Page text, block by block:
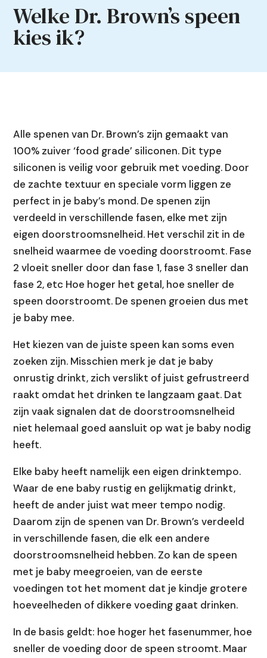
Welke Dr. Brown’s speen
kies ik?
Alle spenen van Dr. Brown’s zijn gemaakt van
100% zuiver ‘food grade’ siliconen. Dit type
siliconen is veilig voor gebruik met voeding. Door
de zachte textuur en speciale vorm liggen ze
perfect in je baby’s mond. De spenen zijn
verdeeld in verschillende fasen, elke met zijn
eigen doorstroomsnelheid. Het verschil zit in de
snelheid waarmee de voeding doorstroomt. Fase
2 vloeit sneller door dan fase 1, fase 3 sneller dan
fase 2, etc Hoe hoger het getal, hoe sneller de
speen doorstroomt. De spenen groeien dus met
je baby mee.
Het kiezen van de juiste speen kan soms even
zoeken zijn. Misschien merk je dat je baby
onrustig drinkt, zich verslikt of juist gefrustreerd
raakt omdat het drinken te langzaam gaat. Dat
zijn vaak signalen dat de doorstroomsnelheid
niet helemaal goed aansluit op wat je baby nodig
heeft.
Elke baby heeft namelijk een eigen drinktempo.
Waar de ene baby rustig en gelijkmatig drinkt,
heeft de ander juist wat meer tempo nodig.
Daarom zijn de spenen van Dr. Brown’s verdeeld
in verschillende fasen, die elk een andere
doorstroomsnelheid hebben. Zo kan de speen
met je baby meegroeien, van de eerste
voedingen tot het moment dat je kindje grotere
hoeveelheden of dikkere voeding gaat drinken.
In de basis geldt: hoe hoger het fasenummer, hoe
sneller de voeding door de speen stroomt. Maar